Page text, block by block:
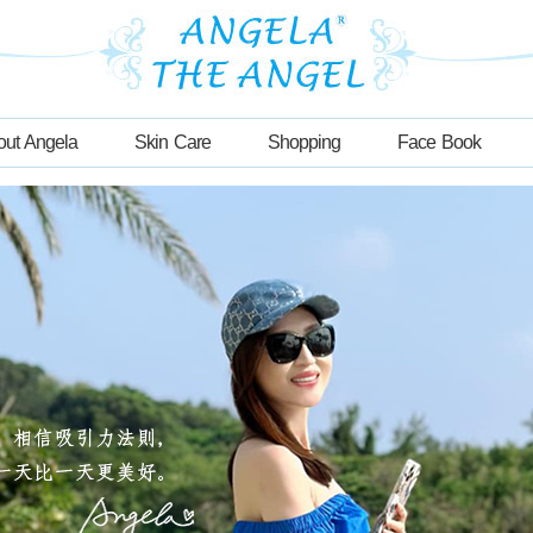
Angela Skin Care Shopping Face Book